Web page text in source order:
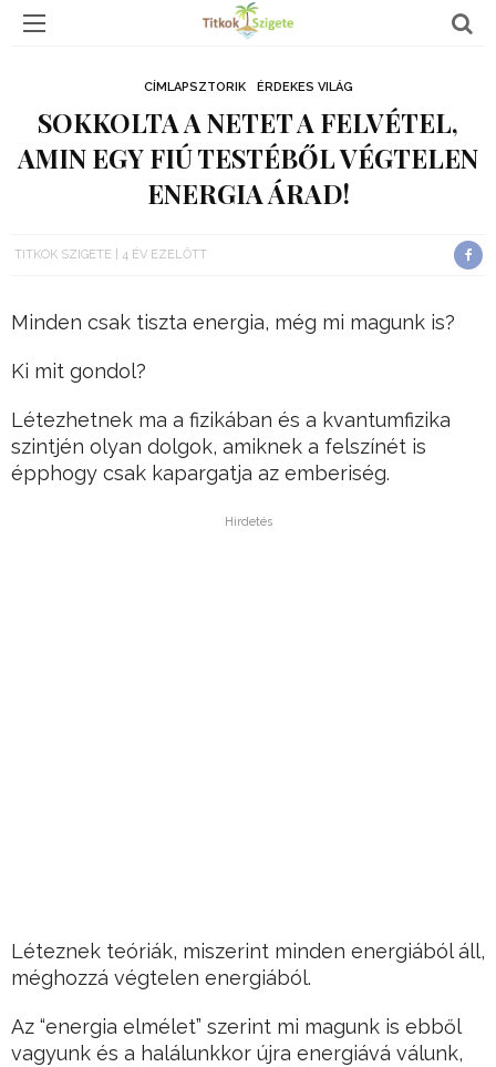
CÍMLAPSZTORIK ÉRDEKES VILÁG
SOKKOLTA A NETET A FELVÉTEL,
AMIN EGY FIÚ TESTÉBŐL VÉGTELEN
ENERGIA ÁRAD!
TITKOK SZIGETE 4 ÉV EZELŐTT
Minden csak tiszta energia, még mi magunk is?
Ki mit gondol?
Létezhetnek ma a fizikában és a kvantumfizika
szintjén olyan dolgok, amiknek a felszínét is
épphogy csak kapargatja az emberiség.
Hirdetés
Léteznek teóriák, miszerint minden energiából áll,
méghozzá végtelen energiából.
Az “energia elmélet” szerint mi magunk is ebből
vagyunk és a halálunkkor újra energiává válunk,